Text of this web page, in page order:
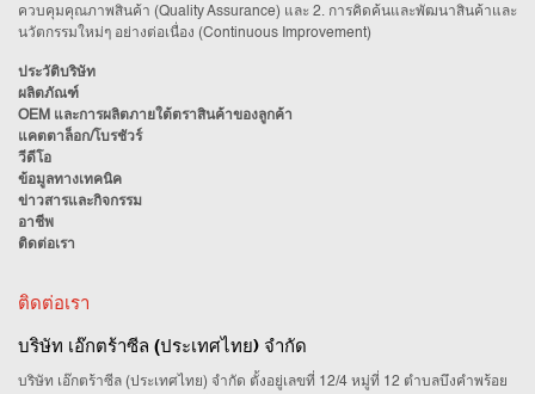
ควบคุมคุณภาพสินค้า (Quality Assurance) และ 2. การคิดค้นและพัฒนาสินค้าและ
นวัตกรรมใหม่ๆ อย่างต่อเนื่อง (Continuous Improvement)
ประวัติบริษัท
ผลิตภัณฑ์
OEM และการผลิตภายใต้ตราสินค้าของลูกค้า
แคตตาล็อก/โบรชัวร์
วีดีโอ
ข้อมูลทางเทคนิค
ข่าวสารและกิจกรรม
อาชีพ
ติดต่อเรา
ติดต่อเรา
บริษัท เอ๊กตร้าซีล (ประเทศไทย) จำกัด
บริษัท เอ๊กตร้าซีล (ประเทศไทย) จำกัด ตั้งอยู่เลขที่ 12/4 หมู่ที่ 12 ตำบลบึงคำพร้อย